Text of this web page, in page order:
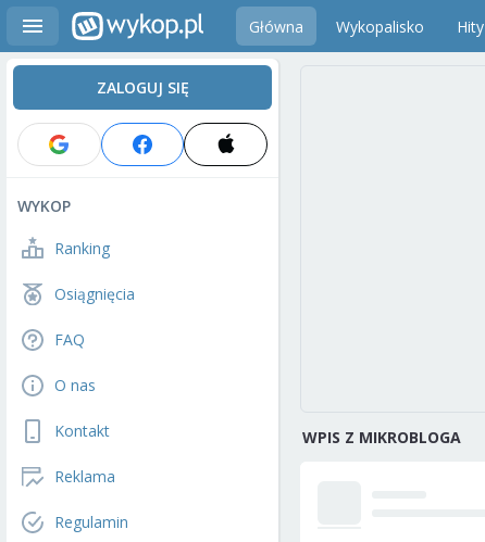
Główna Wykopalisko Hity
ZALOGUJ SIĘ
WYKOP
Ranking
Osiągnięcia
FAQ
O nas
Kontakt
Reklama
Regulamin
WPIS Z MIKROBLOGA